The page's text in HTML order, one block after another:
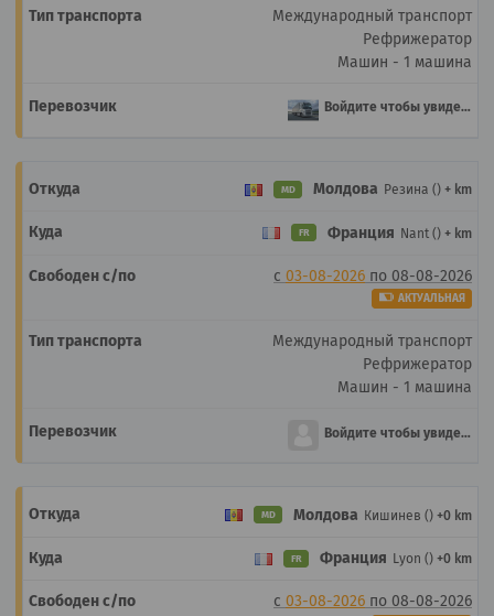
Международный транспорт
Рефрижератор
Машин - 1 машина
Войдите чтобы увидеть
MD Молдова Резина () + km
FR Франция Nant () + km
с 03-08-2026 по 08-08-2026
АКТУАЛЬНАЯ
Международный транспорт
Рефрижератор
Машин - 1 машина
Войдите чтобы увидеть
MD Молдова Кишинев () +0 km
FR Франция Lyon () +0 km
с 03-08-2026 по 08-08-2026